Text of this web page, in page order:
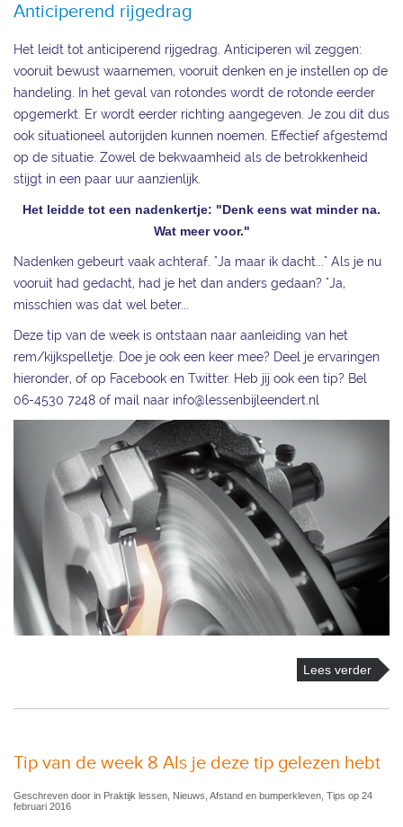
Anticiperend rijgedrag
Het leidt tot anticiperend rijgedrag. Anticiperen wil zeggen:
vooruit bewust waarnemen, vooruit denken en je instellen op de
handeling. In het geval van rotondes wordt de rotonde eerder
opgemerkt. Er wordt eerder richting aangegeven. Je zou dit dus
ook situationeel autorijden kunnen noemen. Effectief afgestemd
op de situatie. Zowel de bekwaamheid als de betrokkenheid
stijgt in een paar uur aanzienlijk.
Het leidde tot een nadenkertje: "Denk eens wat minder na.
Wat meer voor."
Nadenken gebeurt vaak achteraf. "Ja maar ik dacht..." Als je nu
vooruit had gedacht, had je het dan anders gedaan? "Ja,
misschien was dat wel beter...
Deze tip van de week is ontstaan naar aanleiding van het
rem/kijkspelletje. Doe je ook een keer mee? Deel je ervaringen
hieronder, of op Facebook en Twitter. Heb jij ook een tip? Bel
06-4530 7248 of mail naar info@lessenbijleendert.nl
Lees verder
Tip van de week 8 Als je deze tip gelezen hebt
Geschreven door in Praktijk lessen, Nieuws, Afstand en bumperkleven, Tips op 24
februari 2016